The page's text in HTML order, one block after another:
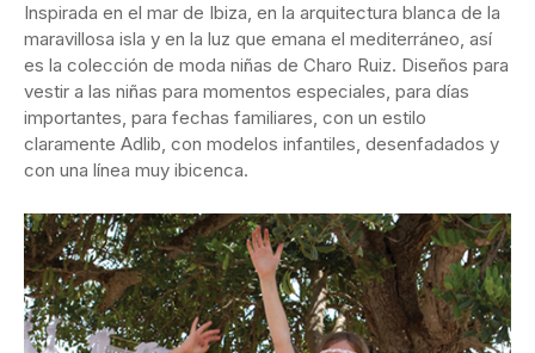
Inspirada en el mar de Ibiza, en la arquitectura blanca de la
maravillosa isla y en la luz que emana el mediterráneo, así
es la colección de moda niñas de Charo Ruiz. Diseños para
vestir a las niñas para momentos especiales, para días
importantes, para fechas familiares, con un estilo
claramente Adlib, con modelos infantiles, desenfadados y
con una línea muy ibicenca.